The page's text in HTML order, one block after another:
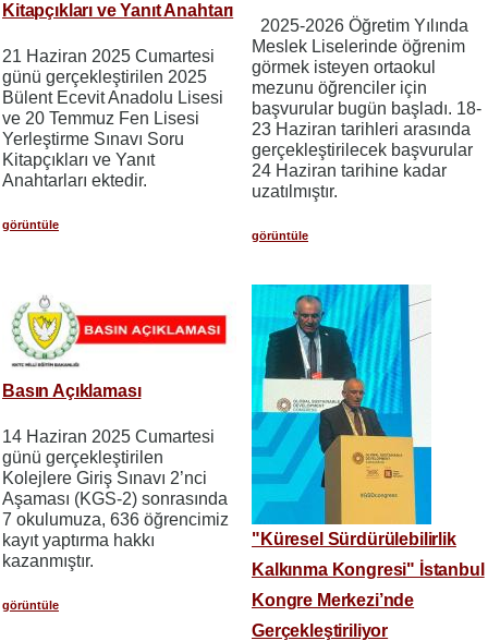
Kitapçıkları ve Yanıt Anahtarı
21 Haziran 2025 Cumartesi
günü gerçekleştirilen 2025
Bülent Ecevit Anadolu Lisesi
ve 20 Temmuz Fen Lisesi
Yerleştirme Sınavı Soru
Kitapçıkları ve Yanıt
Anahtarları ektedir.
görüntüle
2025-2026 Öğretim Yılında
Meslek Liselerinde öğrenim
görmek isteyen ortaokul
mezunu öğrenciler için
başvurular bugün başladı. 18-
23 Haziran tarihleri arasında
gerçekleştirilecek başvurular
24 Haziran tarihine kadar
uzatılmıştır.
görüntüle
Basın Açıklaması
14 Haziran 2025 Cumartesi
günü gerçekleştirilen
Kolejlere Giriş Sınavı 2’nci
Aşaması (KGS-2) sonrasında
7 okulumuza, 636 öğrencimiz
kayıt yaptırma hakkı
kazanmıştır.
görüntüle
"Küresel Sürdürülebilirlik
Kalkınma Kongresi" İstanbul
Kongre Merkezi’nde
Gerçekleştiriliyor